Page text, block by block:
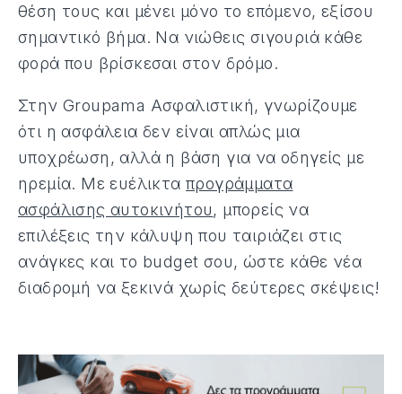
θέση τους και μένει μόνο το επόμενο, εξίσου
σημαντικό βήμα. Να νιώθεις σιγουριά κάθε
φορά που βρίσκεσαι στον δρόμο.
Στην Groupama Ασφαλιστική, γνωρίζουμε
ότι η ασφάλεια δεν είναι απλώς μια
υποχρέωση, αλλά η βάση για να οδηγείς με
ηρεμία. Με ευέλικτα προγράμματα
ασφάλισης αυτοκινήτου, μπορείς να
επιλέξεις την κάλυψη που ταιριάζει στις
ανάγκες και το budget σου, ώστε κάθε νέα
διαδρομή να ξεκινά χωρίς δεύτερες σκέψεις!